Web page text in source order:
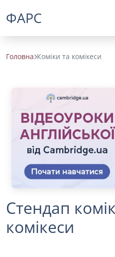
ФАРС
Головна Коміки та комікеси
Стендап
комікеси